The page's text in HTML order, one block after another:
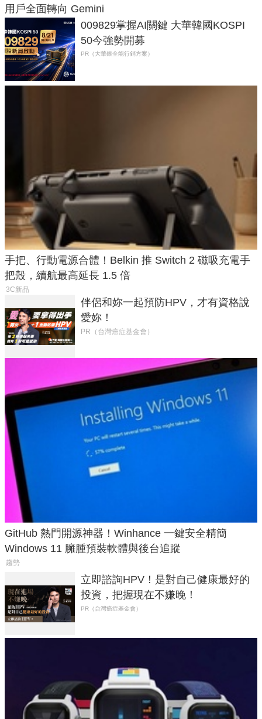
用戶全面轉向 Gemini
009829掌握AI關鍵 大華韓國KOSPI
50今強勢開募
PR（大華銀全能行銷方案）
手把、行動電源合體！Belkin 推 Switch 2 磁吸充電手
把殼，續航最高延長 1.5 倍
3C新品
伴侶和妳一起預防HPV，才有資格說
愛妳！
PR（台灣癌症基金會）
GitHub 熱門開源神器！Winhance 一鍵安全精簡
Windows 11 臃腫預裝軟體與後台追蹤
趨勢
立即諮詢HPV！是對自己健康最好的
投資，把握現在不嫌晚！
PR（台灣癌症基金會）